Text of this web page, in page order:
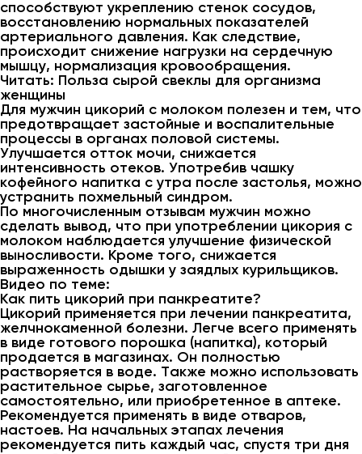
способствуют укреплению стенок сосудов,
восстановлению нормальных показателей
артериального давления. Как следствие,
происходит снижение нагрузки на сердечную
мышцу, нормализация кровообращения.
Читать: Польза сырой свеклы для организма
женщины
Для мужчин цикорий с молоком полезен и тем, что
предотвращает застойные и воспалительные
процессы в органах половой системы.
Улучшается отток мочи, снижается
интенсивность отеков. Употребив чашку
кофейного напитка с утра после застолья, можно
устранить похмельный синдром.
По многочисленным отзывам мужчин можно
сделать вывод, что при употреблении цикория с
молоком наблюдается улучшение физической
выносливости. Кроме того, снижается
выраженность одышки у заядлых курильщиков.
Видео по теме:
Как пить цикорий при панкреатите?
Цикорий применяется при лечении панкреатита,
желчнокаменной болезни. Легче всего применять
в виде готового порошка (напитка), который
продается в магазинах. Он полностью
растворяется в воде. Также можно использовать
растительное сырье, заготовленное
самостоятельно, или приобретенное в аптеке.
Рекомендуется применять в виде отваров,
настоев. На начальных этапах лечения
рекомендуется пить каждый час, спустя три дня